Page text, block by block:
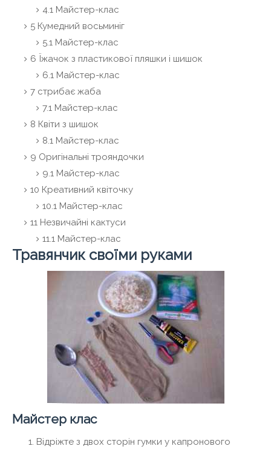
4.1 Майстер-клас
5 Кумедний восьминіг
5.1 Майстер-клас
6 Їжачок з пластикової пляшки і шишок
6.1 Майстер-клас
7 стрибає жаба
7.1 Майстер-клас
8 Квіти з шишок
8.1 Майстер-клас
9 Оригінальні трояндочки
9.1 Майстер-клас
10 Креативний квіточку
10.1 Майстер-клас
11 Незвичайні кактуси
11.1 Майстер-клас
Травянчик своїми руками
Майстер клас
Відріжте з двох сторін гумки у капронового